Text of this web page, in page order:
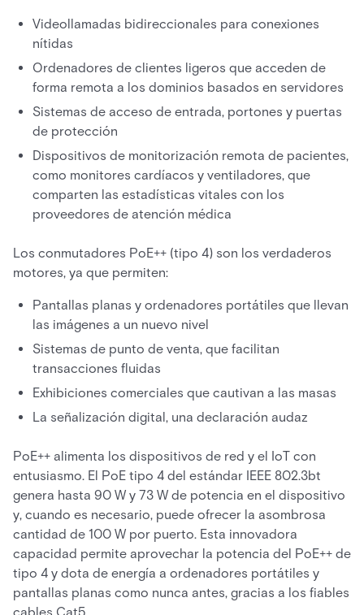
Videollamadas bidireccionales para conexiones
nítidas
Ordenadores de clientes ligeros que acceden de
forma remota a los dominios basados en servidores
Sistemas de acceso de entrada, portones y puertas
de protección
Dispositivos de monitorización remota de pacientes,
como monitores cardíacos y ventiladores, que
comparten las estadísticas vitales con los
proveedores de atención médica
Los conmutadores PoE++ (tipo 4) son los verdaderos
motores, ya que permiten:
Pantallas planas y ordenadores portátiles que llevan
las imágenes a un nuevo nivel
Sistemas de punto de venta, que facilitan
transacciones fluidas
Exhibiciones comerciales que cautivan a las masas
La señalización digital, una declaración audaz
PoE++ alimenta los dispositivos de red y el IoT con
entusiasmo. El PoE tipo 4 del estándar IEEE 802.3bt
genera hasta 90 W y 73 W de potencia en el dispositivo
y, cuando es necesario, puede ofrecer la asombrosa
cantidad de 100 W por puerto. Esta innovadora
capacidad permite aprovechar la potencia del PoE++ de
tipo 4 y dota de energía a ordenadores portátiles y
pantallas planas como nunca antes, gracias a los fiables